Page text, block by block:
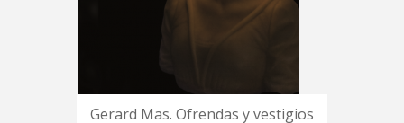
Gerard Mas. Ofrendas y vestigios